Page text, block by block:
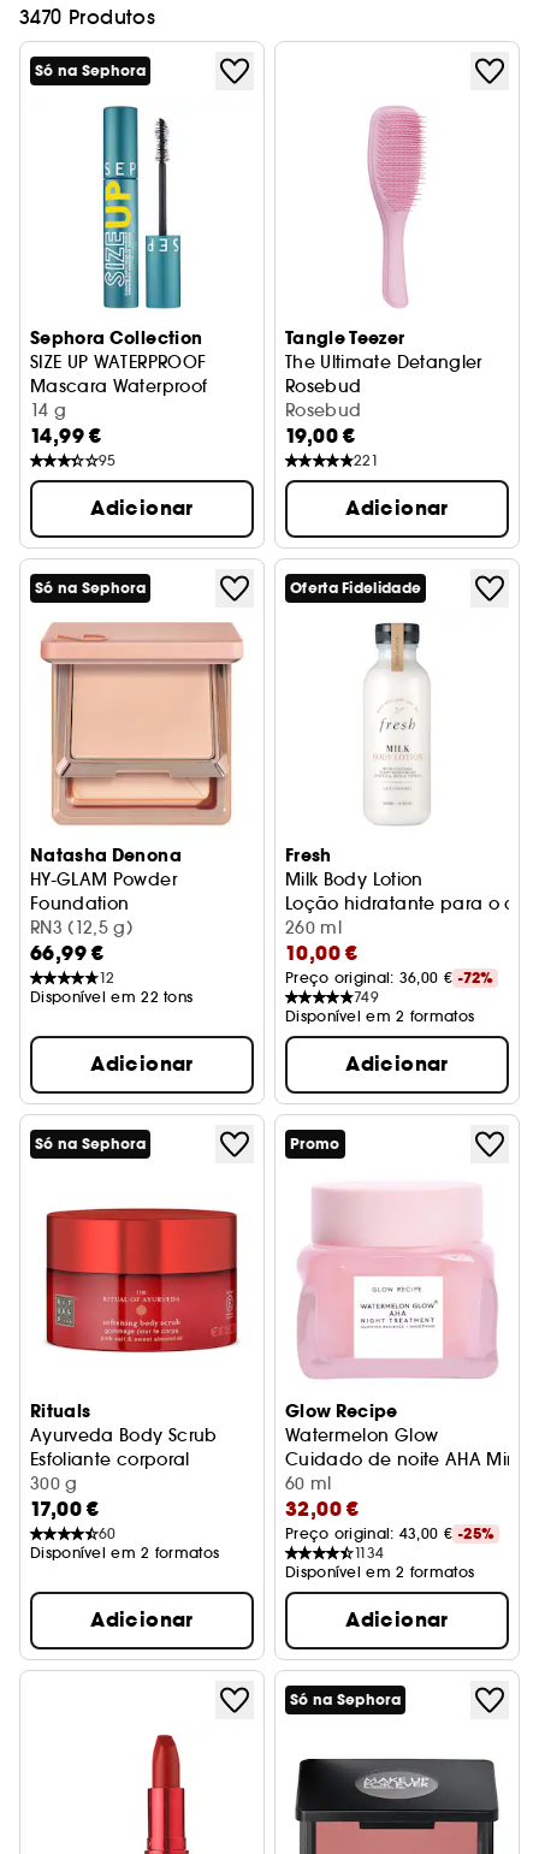
3470 Produtos
Só na Sephora
Sephora Collection
SIZE UP WATERPROOF
Mascara Waterproof
Volume imediato e extragrande
14 g
14,99 €
95
Adicionar
Tangle Teezer
The Ultimate Detangler
Rosebud
Escova desembaraçadora
Rosebud
19,00 €
221
Adicionar
Só na Sephora
Natasha Denona
HY-GLAM Powder
Foundation
Base em pó
RN3 (12,5 g)
66,99 €
12
Disponível em 22 tons
Adicionar
Oferta Fidelidade
Fresh
Milk Body Lotion
Loção hidratante para o
260 ml
10,00 €
Preço original: 36,00 € -72%
749
Disponível em 2 formatos
Adicionar
Só na Sephora
Rituals
Ayurveda Body Scrub
Esfoliante corporal
300 g
17,00 €
60
Disponível em 2 formatos
Adicionar
Promo
Glow Recipe
Watermelon Glow
Cuidado de noite AHA Mini
60 ml
32,00 €
Preço original: 43,00 € -25%
1134
Disponível em 2 formatos
Adicionar
Só na Sephora